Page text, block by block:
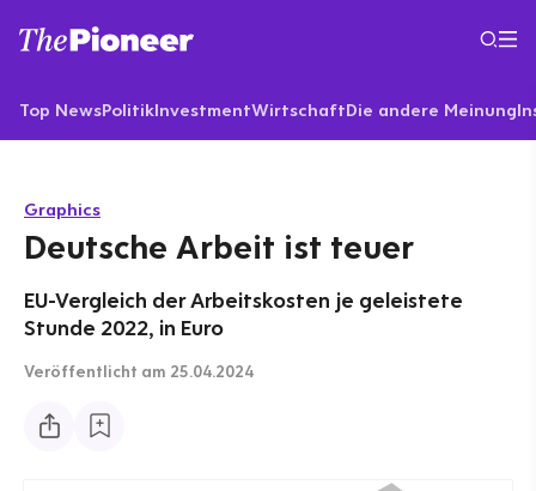
Top NewsPolitikInvestmentWirtschaftDie andere Meinung
Graphics
Deutsche Arbeit ist teuer
EU-Vergleich der Arbeitskosten je geleistete
Stunde 2022, in Euro
Veröffentlicht am 25.04.2024